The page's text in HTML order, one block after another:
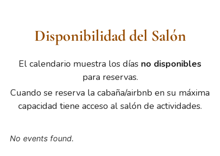
Disponibilidad del Salón
El calendario muestra los días no disponibles
para reservas.
Cuando se reserva la cabaña/airbnb en su máxima
capacidad tiene acceso al salón de actividades.
No events found.